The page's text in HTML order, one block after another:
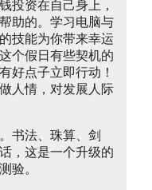
投资在自己身上，
助的。学习电脑与
技能为你带来幸运
个假日有些契机的
好点子立即行动！
人情，对发展人际
书法、珠算、剑
，这是一个升级的
验。